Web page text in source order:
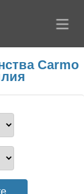
Carmo